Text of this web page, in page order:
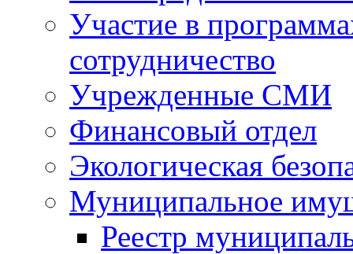
Участие в
сотрудничество
Учрежденные СМИ
Финансовый отдел
Экологическая
Муниципальное
Реестр